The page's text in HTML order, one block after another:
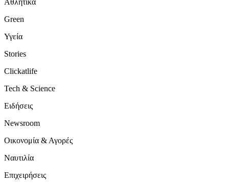
Αθλητικά
Green
Υγεία
Stories
Clickatlife
Tech & Science
Ειδήσεις
Newsroom
Οικονομία & Αγορές
Ναυτιλία
Επιχειρήσεις